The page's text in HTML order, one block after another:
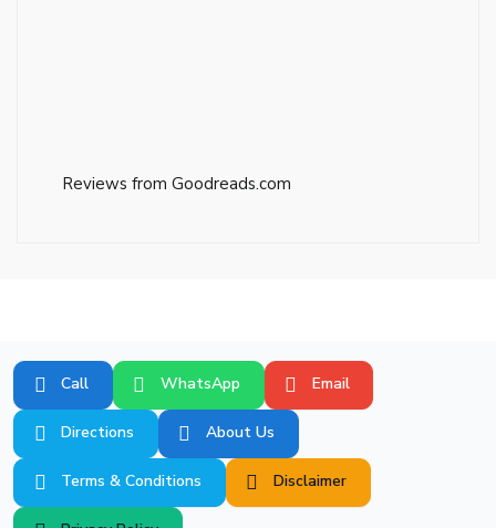
Reviews from Goodreads.com
Call WhatsApp Email
Directions About Us
Terms & Conditions Disclaimer